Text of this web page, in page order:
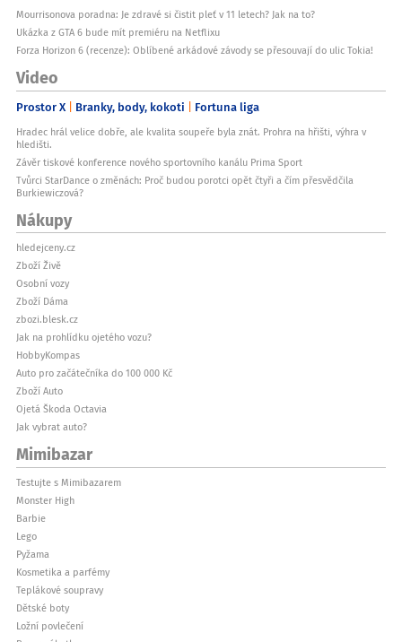
Mourrisonova poradna: Je zdravé si čistit pleť v 11 letech? Jak na to?
Ukázka z GTA 6 bude mít premiéru na Netflixu
Forza Horizon 6 (recenze): Oblíbené arkádové závody se přesouvají do ulic Tokia!
Video
Prostor X Branky, body, kokoti Fortuna liga
Hradec hrál velice dobře, ale kvalita soupeře byla znát. Prohra na hřišti, výhra v
hledišti.
Závěr tiskové konference nového sportovního kanálu Prima Sport
Tvůrci StarDance o změnách: Proč budou porotci opět čtyři a čím přesvědčila
Burkiewiczová?
Nákupy
hledejceny.cz
Zboží Živě
Osobní vozy
Zboží Dáma
zbozi.blesk.cz
Jak na prohlídku ojetého vozu?
HobbyKompas
Auto pro začátečníka do 100 000 Kč
Zboží Auto
Ojetá Škoda Octavia
Jak vybrat auto?
Mimibazar
Testujte s Mimibazarem
Monster High
Barbie
Lego
Pyžama
Kosmetika a parfémy
Teplákové soupravy
Dětské boty
Ložní povlečení